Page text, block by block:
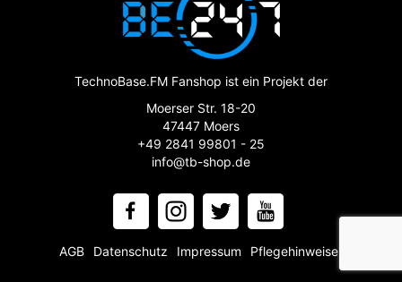
TechnoBase.FM Fanshop ist ein Projekt der
Moerser Str. 18-20
47447 Moers
+49 2841 99801 - 25
info@tb-shop.de
AGB Datenschutz Impressum Pflegehinweise